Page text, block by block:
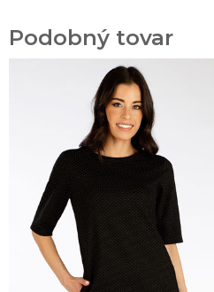
Podobný tovar